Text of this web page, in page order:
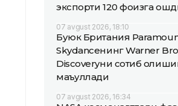
экспорти 120 фоизга
07 avgust 2026, 18:10
Буюк Британия
Skydanceнинг Warner
Discoveryни сотиб
маъқуллади
07 avgust 2026, 16:34